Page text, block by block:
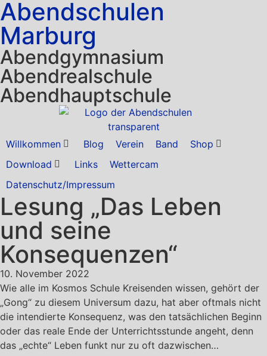
Abendschulen
Marburg
Abendgymnasium
Abendrealschule
Abendhauptschule
Willkommen Blog Verein Band
Shop
Download
Links
Wettercam
Datenschutz/Impressum
Lesung „Das Leben
und seine
Konsequenzen“
10. November 2022
Wie alle im Kosmos Schule Kreisenden wissen, gehört der
„Gong“ zu diesem Universum dazu, hat aber oftmals nicht
die intendierte Konsequenz, was den tatsächlichen Beginn
oder das reale Ende der Unterrichtsstunde angeht, denn
das „echte“ Leben funkt nur zu oft dazwischen…